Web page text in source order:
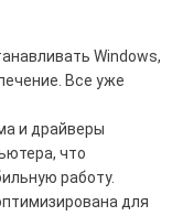
Windows,
Все уже
и драйверы
что
работу.
для